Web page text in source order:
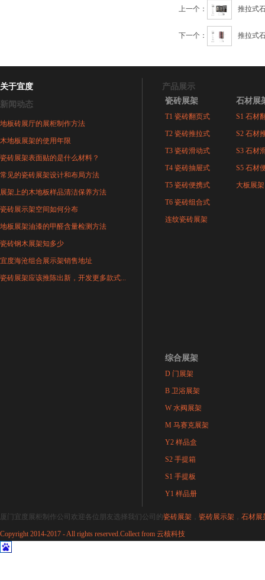
上一个： 推拉式
下一个： 推拉式
关于宜度
新闻动态
地板砖展厅的展柜制作方法
木地板展架的使用年限
瓷砖展架表面贴的是什么材料？
常见的瓷砖展架设计和布局方法
展架上的木地板样品清洁保养方法
瓷砖展示架空间如何分布
地板展架油漆的甲醛含量检测方法
瓷砖钢木展架知多少
宜度海沧组合展示架销售地址
瓷砖展架应该推陈出新，开发更多款式...
产品展示
瓷砖展架
T1 瓷砖翻页式
T2 瓷砖推拉式
T3 瓷砖滑动式
T4 瓷砖抽屉式
T5 瓷砖便携式
T6 瓷砖组合式
连纹瓷砖展架
石材展
S1 石材
S2 石材
S3 石材
S5 石材
大板展架
综合展架
D 门展架
B 卫浴展架
W 水阀展架
M 马赛克展架
Y2 样品盒
S2 手提箱
S1 手提板
Y1 样品册
厦门宜度展柜制作公司欢迎各位朋友选择我们公司的瓷砖展架 ， 瓷砖展示架 ， 石材展
Copyright 2014-2017 - All rights reserved.Collect from 云核科技